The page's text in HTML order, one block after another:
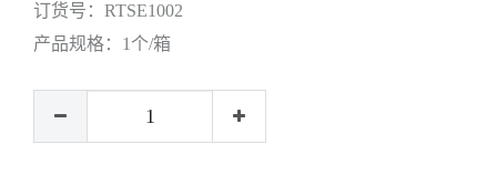
订货号： RTSE1002
产品规格： 1个/箱